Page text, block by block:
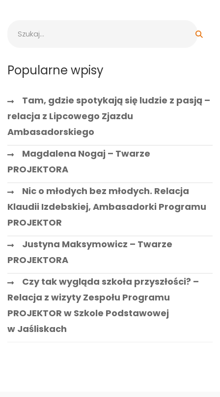
Popularne wpisy
Tam, gdzie spotykają się ludzie z pasją –
relacja z Lipcowego Zjazdu
Ambasadorskiego
Magdalena Nogaj – Twarze
PROJEKTORA
Nic o młodych bez młodych. Relacja
Klaudii Izdebskiej, Ambasadorki Programu
PROJEKTOR
Justyna Maksymowicz – Twarze
PROJEKTORA
Czy tak wygląda szkoła przyszłości? –
Relacja z wizyty Zespołu Programu
PROJEKTOR w Szkole Podstawowej
w Jaśliskach